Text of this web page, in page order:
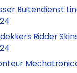
Buitendienst
Ridder